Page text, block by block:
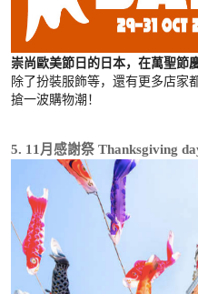
崇尚歐美節日的日本，在萬聖節
除了扮裝服飾等，還有更多店家
搶一波購物潮！
5. 11月感謝祭 Thanksgiving